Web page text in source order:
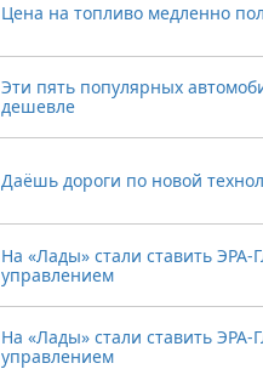
Цена на топливо медленно
Эти пять популярных
дешевле
Даёшь дороги по новой
На «Лады» стали ставить
управлением
На «Лады» стали ставить
управлением